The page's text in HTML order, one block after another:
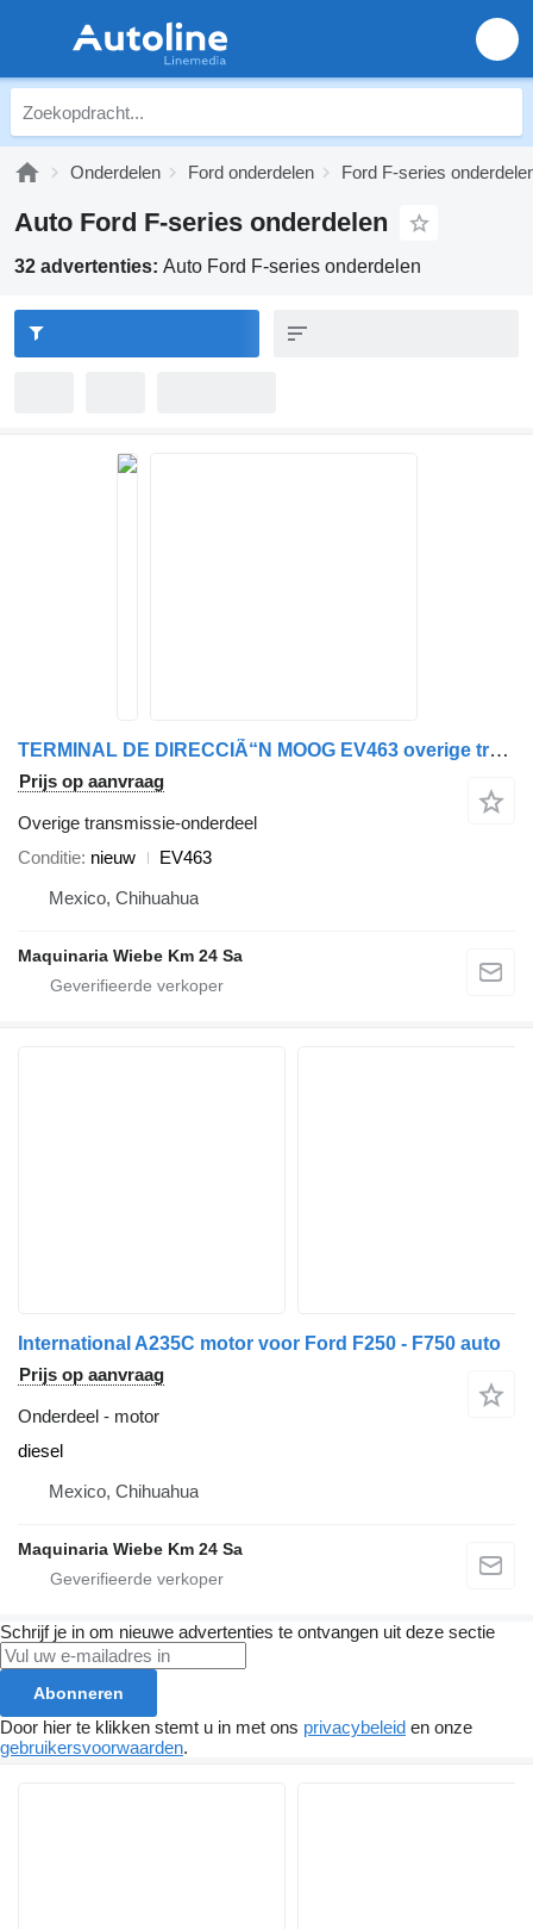
Onderdelen Ford onderdelen Ford F-series
Auto Ford F-series onderdelen
32 advertenties: Auto Ford F-series onderdelen
TERMINAL DE DIRECCIÃ“N MOOG EV463 overige transmissie-onderdeel voor Ford F150 4.6L V8 2004-2006 auto
Prijs op aanvraag
Overige transmissie-onderdeel
Conditie nieuw
EV463
Mexico, Chihuahua
Maquinaria Wiebe Km 24 Sa
International A235C motor voor Ford F250 - F750 auto
Prijs op aanvraag
Onderdeel - motor
diesel
Mexico, Chihuahua
Maquinaria Wiebe Km 24 Sa
Schrijf je in om nieuwe advertenties te ontvangen uit deze sectie
Abonneren
Door hier te klikken stemt u in met ons privacybeleid en onze
gebruikersvoorwaarden.